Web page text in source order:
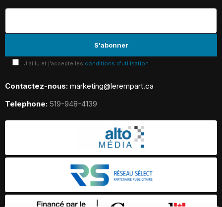
J'ai lu et j'accepte les conditions d'utilisation
Contactez-nous: marketing@lerempart.ca
Telephone: 519-948-4139